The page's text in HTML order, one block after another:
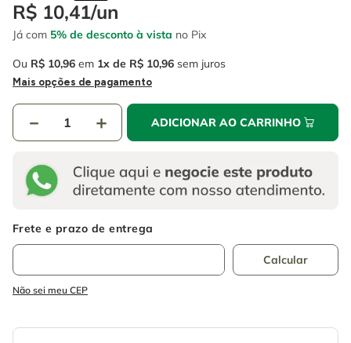
R$ 10,41/un
Já com 5% de desconto à vista no Pix
Ou R$ 10,96 em 1 R$ 10,96 sem juros
Mais opções de pagamento
＋
－ ADICIONAR AO CARRINHO
Não sei meu CEP
6 fio
7º serra copo
8º disco corte
luva
º escada
º serra circular
º fio
disco corte
luva